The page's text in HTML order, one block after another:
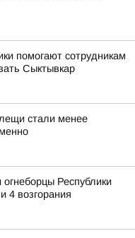
помогают сотрудникам
Сыктывкар
стали менее
Республики
4 возгорания